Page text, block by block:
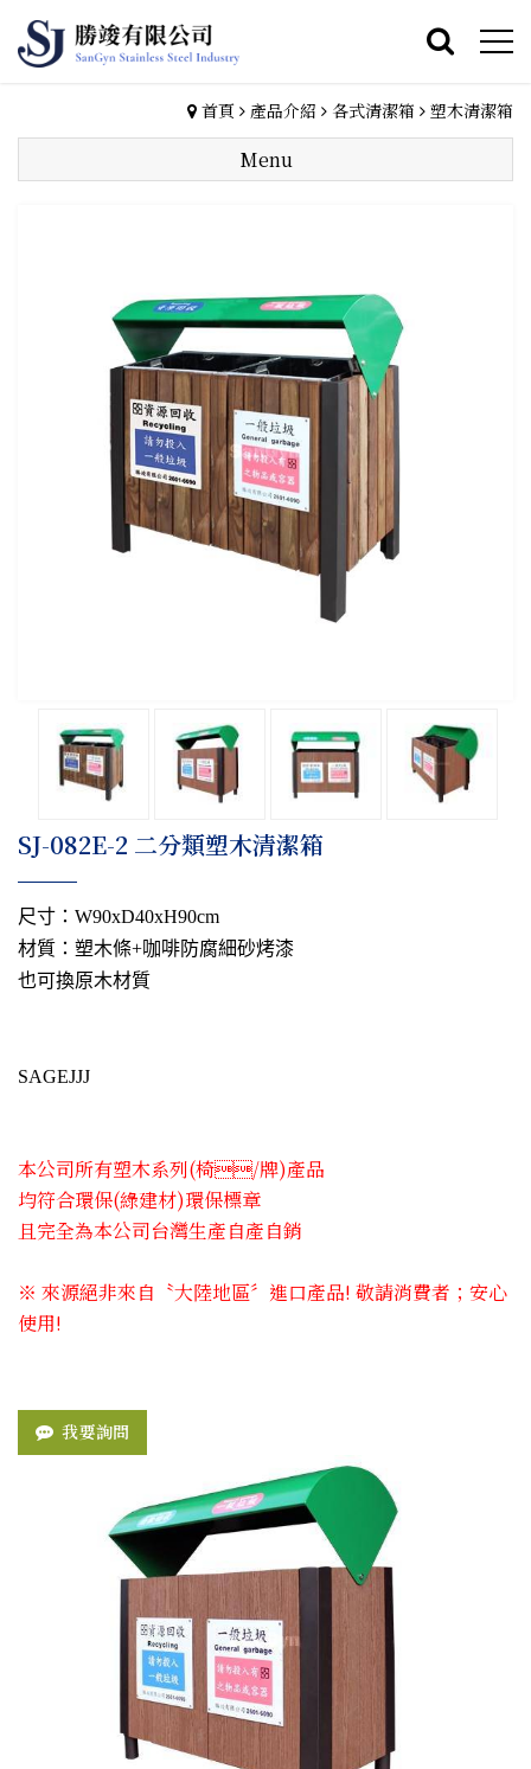
首頁 產品介紹 各式清潔箱 塑木清潔箱
Menu
​SJ-082E-2 二分類塑木清潔箱
尺寸：W90xD40xH90cm
材質：塑木條+咖啡防腐細砂烤漆
也可換原木材質
SAGEJJJ
本公司所有塑木系列(椅​/牌)產品
均符合環保(綠建材)環保標章
且完全為本公司台灣生產自產自銷
※ 來源絕非來自〝大陸地區〞進口產品! 敬請消費者；安心
使用!
我要詢問